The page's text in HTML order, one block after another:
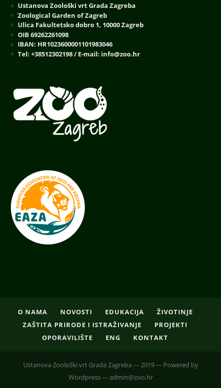
Ustanova Zoološki vrt Grada Zagreba
Zoological Garden of Zagreb
Ulica Fakultetsko dobro 1, 10000 Zagreb
OIB 69262261098
IBAN: HR1023600001101983046
Tel: +38512302198 / E-mail: info@zoo.hr
O NAMA NOVOSTI EDUKACIJA
ŽIVOTINJE
ZAŠTITA PRIRODE I ISTRAŽIVANJE
PROJEKTI
OPORAVILIŠTE
ENG KONTAKT
Ustanova Zoološki vrt Grada Zagreba --- 2019 --- Powered by
Wordpress --- admin@zoo.hr